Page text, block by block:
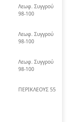
Λεωφ. Συγγρού
98-100
Λεωφ. Συγγρού
98-100
Λεωφ. Συγγρού
98-100
ΠΕΡΙΚΛΕΟΥΣ 55